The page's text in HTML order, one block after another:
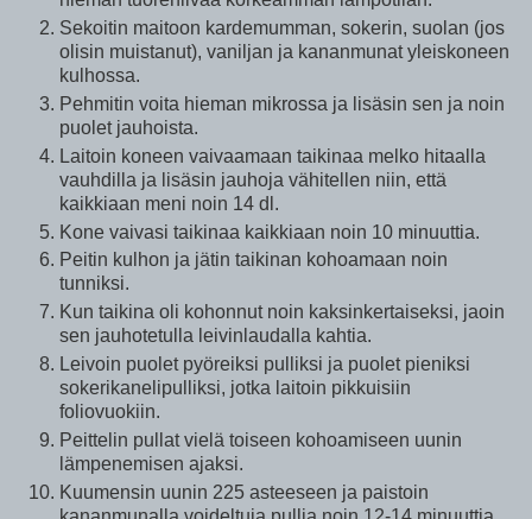
Sekoitin maitoon kardemumman, sokerin, suolan (jos
olisin muistanut), vaniljan ja kananmunat yleiskoneen
kulhossa.
Pehmitin voita hieman mikrossa ja lisäsin sen ja noin
puolet jauhoista.
Laitoin koneen vaivaamaan taikinaa melko hitaalla
vauhdilla ja lisäsin jauhoja vähitellen niin, että
kaikkiaan meni noin 14 dl.
Kone vaivasi taikinaa kaikkiaan noin 10 minuuttia.
Peitin kulhon ja jätin taikinan kohoamaan noin
tunniksi.
Kun taikina oli kohonnut noin kaksinkertaiseksi, jaoin
sen jauhotetulla leivinlaudalla kahtia.
Leivoin puolet pyöreiksi pulliksi ja puolet pieniksi
sokerikanelipulliksi, jotka laitoin pikkuisiin
foliovuokiin.
Peittelin pullat vielä toiseen kohoamiseen uunin
lämpenemisen ajaksi.
Kuumensin uunin 225 asteeseen ja paistoin